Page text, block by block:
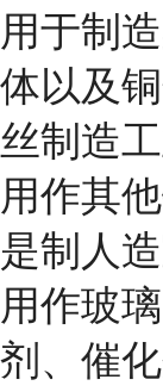
用于制
体以及
丝制造
用作其
是制人
用作玻
剂、催